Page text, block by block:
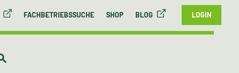
FACHBETRIEBSSUCHE SHOP BLOG LOGIN